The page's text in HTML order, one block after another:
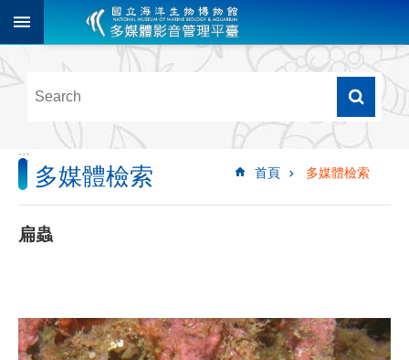
跳到主要內容區塊
階
尋
多
媒
體
檢
像
影
:::
首頁 多媒體檢索
多媒體檢索
扁蟲